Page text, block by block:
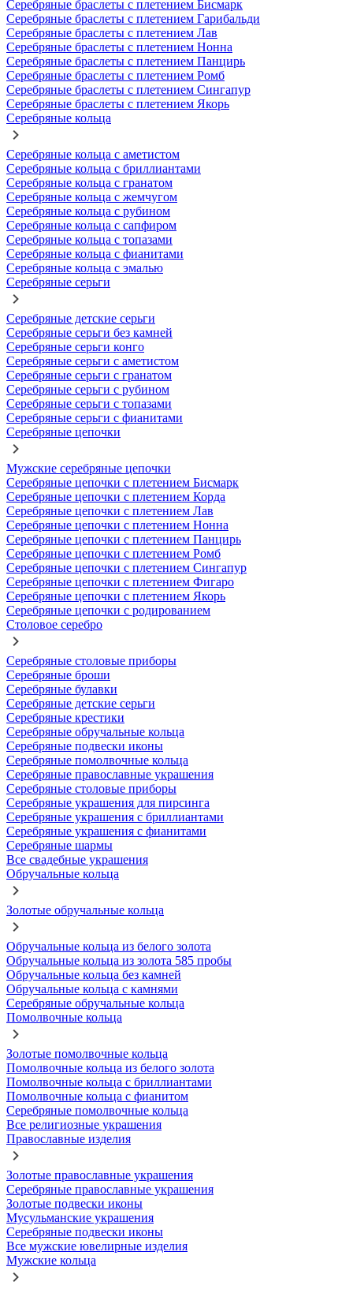
Серебряные браслеты с плетением Бисмарк
Серебряные браслеты с плетением Гарибальди
Серебряные браслеты с плетением Лав
Серебряные браслеты с плетением Нонна
Серебряные браслеты с плетением Панцирь
Серебряные браслеты с плетением Ромб
Серебряные браслеты с плетением Сингапур
Серебряные браслеты с плетением Якорь
Серебряные кольца
Серебряные кольца с аметистом
Серебряные кольца с бриллиантами
Серебряные кольца с гранатом
Серебряные кольца с жемчугом
Серебряные кольца с рубином
Серебряные кольца с сапфиром
Серебряные кольца с топазами
Серебряные кольца с фианитами
Серебряные кольца с эмалью
Серебряные серьги
Серебряные детские серьги
Серебряные серьги без камней
Серебряные серьги конго
Серебряные серьги с аметистом
Серебряные серьги с гранатом
Серебряные серьги с рубином
Серебряные серьги с топазами
Серебряные серьги с фианитами
Серебряные цепочки
Мужские серебряные цепочки
Серебряные цепочки с плетением Бисмарк
Серебряные цепочки с плетением Корда
Серебряные цепочки с плетением Лав
Серебряные цепочки с плетением Нонна
Серебряные цепочки с плетением Панцирь
Серебряные цепочки с плетением Ромб
Серебряные цепочки с плетением Сингапур
Серебряные цепочки с плетением Фигаро
Серебряные цепочки с плетением Якорь
Серебряные цепочки с родированием
Столовое серебро
Серебряные столовые приборы
Серебряные броши
Серебряные булавки
Серебряные детские серьги
Серебряные крестики
Серебряные обручальные кольца
Серебряные подвески иконы
Серебряные помолвочные кольца
Серебряные православные украшения
Серебряные столовые приборы
Серебряные украшения для пирсинга
Серебряные украшения с бриллиантами
Серебряные украшения с фианитами
Серебряные шармы
Все свадебные украшения
Обручальные кольца
Золотые обручальные кольца
Обручальные кольца из белого золота
Обручальные кольца из золота 585 пробы
Обручальные кольца без камней
Обручальные кольца с камнями
Серебряные обручальные кольца
Помолвочные кольца
Золотые помолвочные кольца
Помолвочные кольца из белого золота
Помолвочные кольца с бриллиантами
Помолвочные кольца с фианитом
Серебряные помолвочные кольца
Все религиозные украшения
Православные изделия
Золотые православные украшения
Серебряные православные украшения
Золотые подвески иконы
Мусульманские украшения
Серебряные подвески иконы
Все мужские ювелирные изделия
Мужские кольца